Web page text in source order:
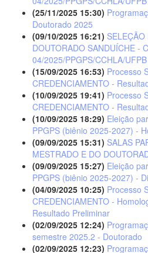
(25/11/2025 15:30)
Doutorado 2025
(09/10/2025 16:21)
DOUTORADO SANDUÍCHE -
04/2025/PPGPS/CCHLA/UFPB
(15/09/2025 16:53) Processo
CREDENCIAMENTO -
(10/09/2025 19:41) Processo
CREDENCIAMENTO -
(10/09/2025 18:29) Eleição
PPGPS (biênio 2025-2027) -
(09/09/2025 15:31) SALAS
MESTRADO E DO
(09/09/2025 15:27) Eleição
PPGPS (biênio 2025-2027) -
(04/09/2025 10:25) Processo
CREDENCIAMENTO -
Resultado Preliminar
(02/09/2025 12:24)
semestre 2025.2 - Doutorado
(02/09/2025 12:23)